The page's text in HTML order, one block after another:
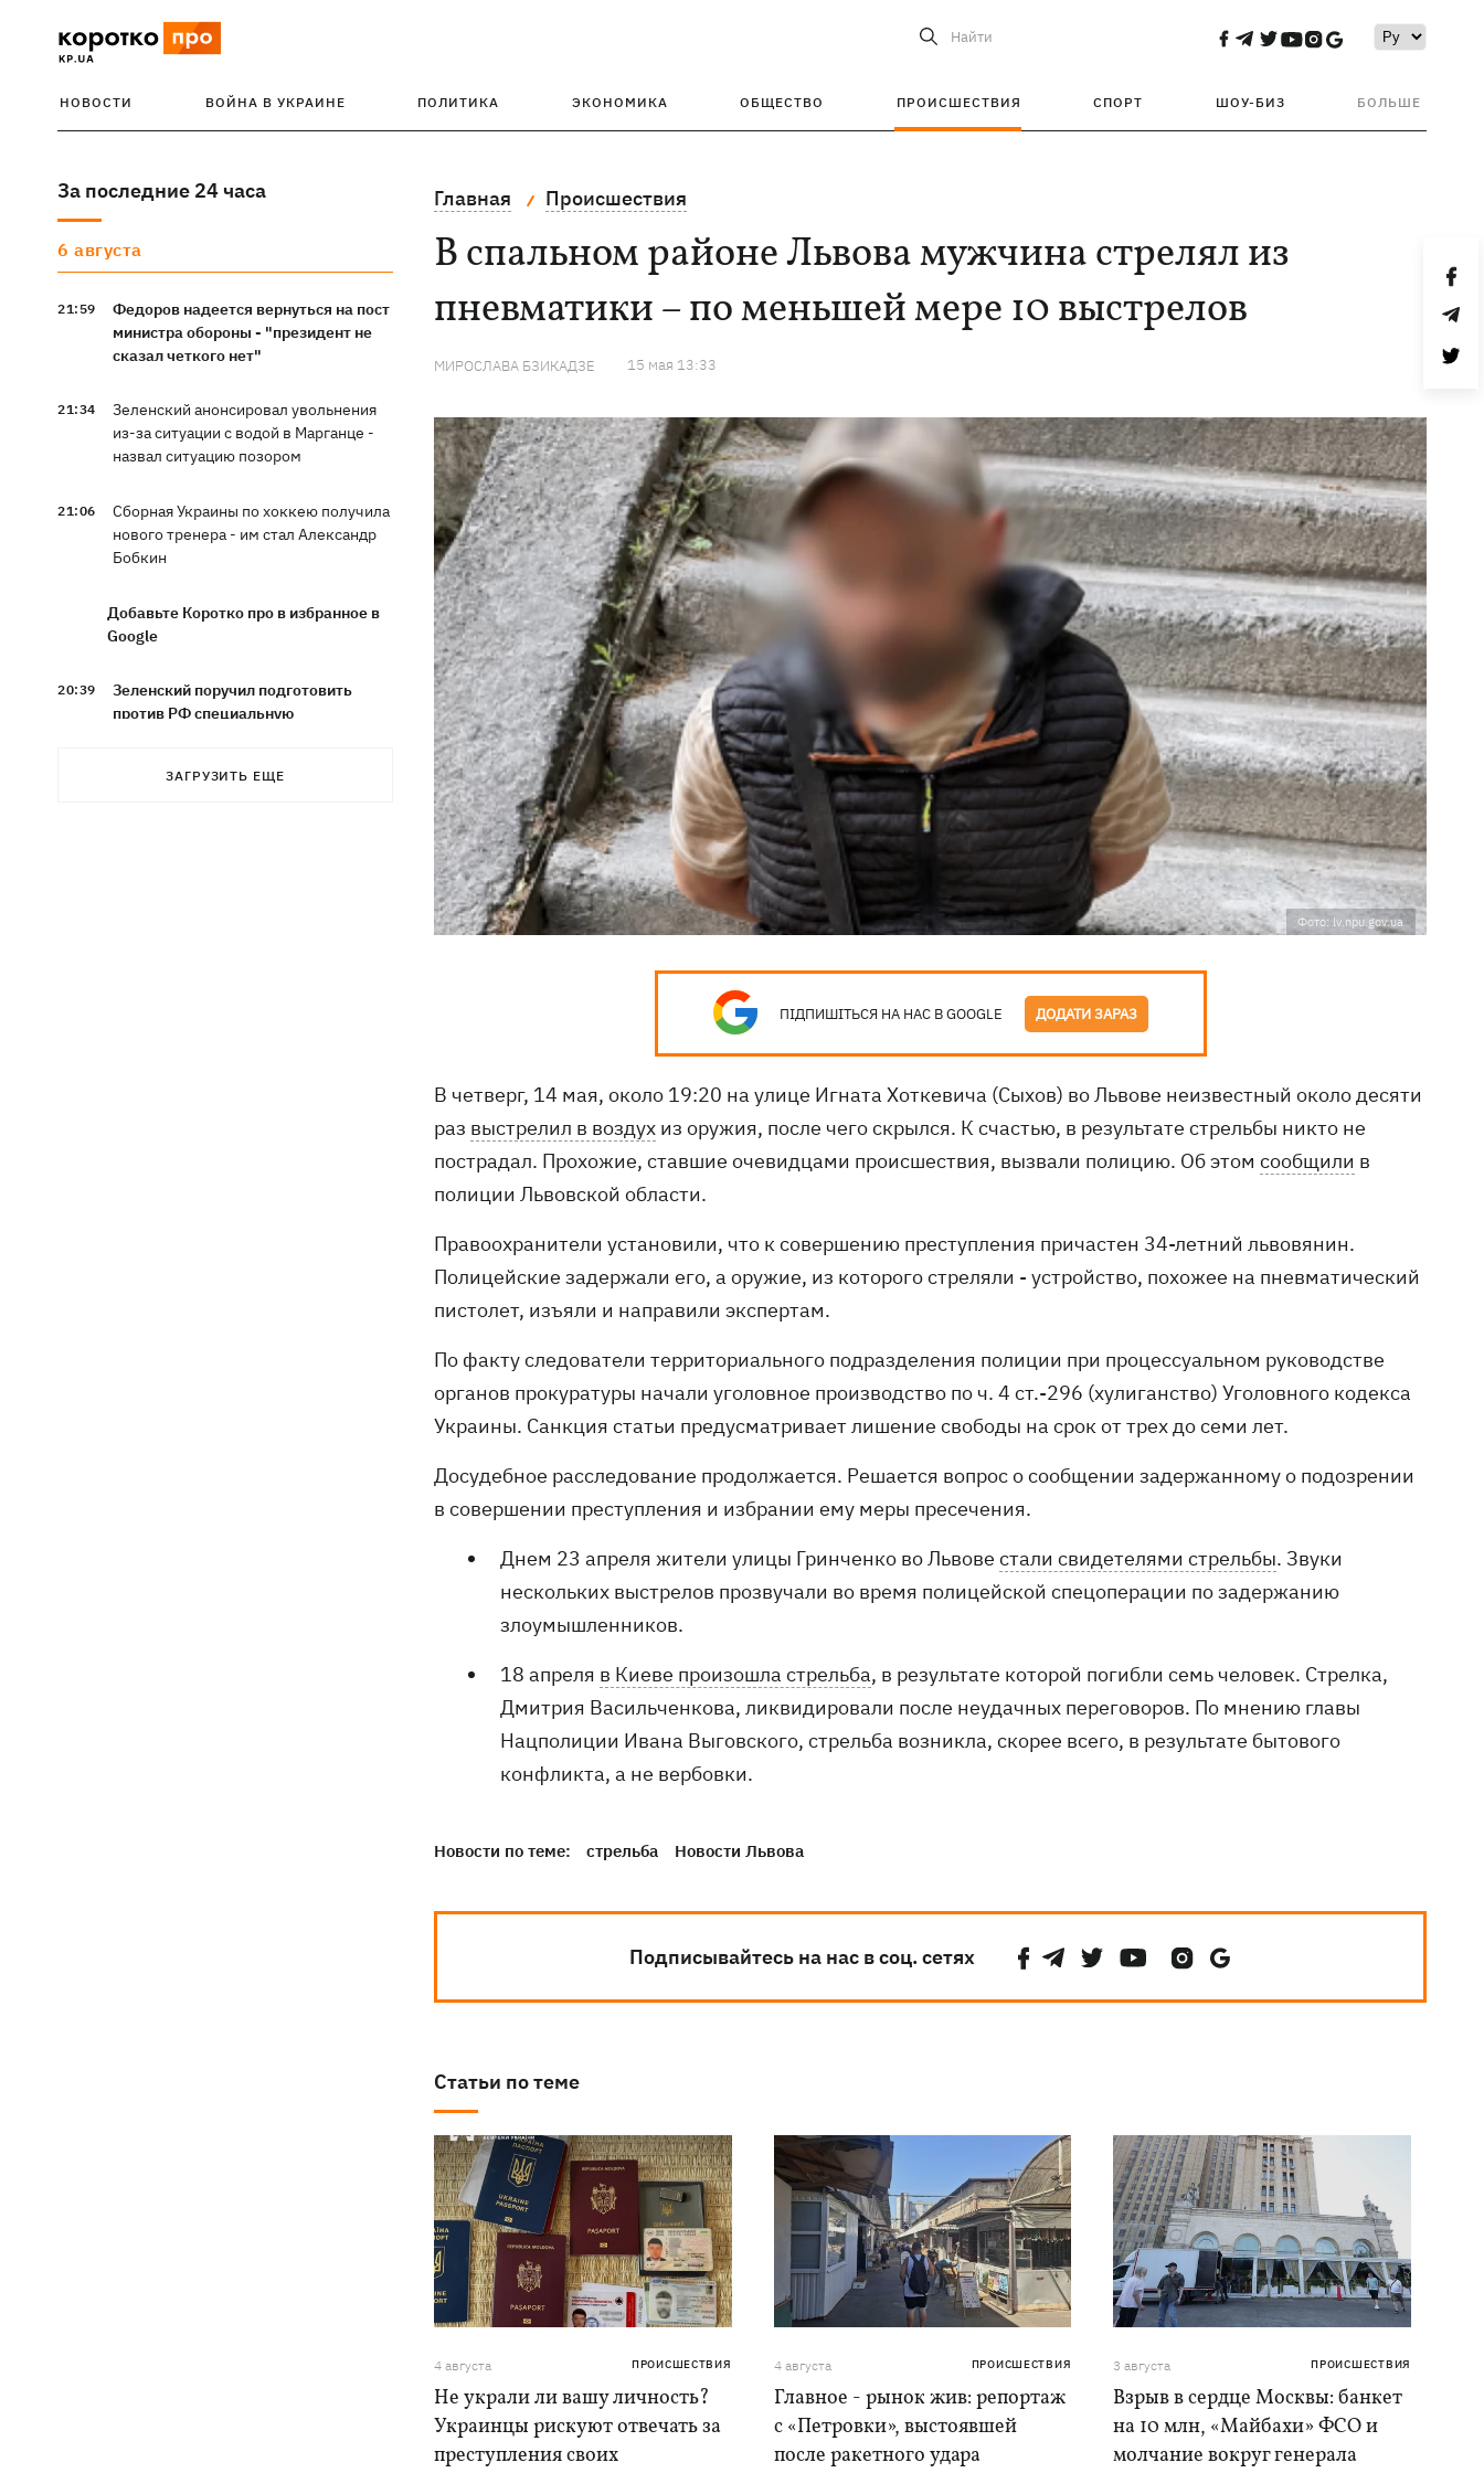
Найти
НОВОСТИ ВОЙНА В УКРАИНЕ ПОЛИТИКА ЭКОНОМИКА ОБЩЕСТВО ПРОИСШЕСТВИЯ СПОРТ ШОУ-БИЗ БОЛЬШЕ
За последние 24 часа
6 августа
21:59
Федоров надеется вернуться на пост
министра обороны - "президент не
сказал четкого нет"
21:34
Зеленский анонсировал увольнения
из-за ситуации с водой в Марганце -
назвал ситуацию позором
21:06
Сборная Украины по хоккею получила
нового тренера - им стал Александр
Бобкин
Добавьте Коротко про в избранное в
Google
20:39
Зеленский поручил подготовить
против РФ специальную
ЗАГРУЗИТЬ ЕЩЕ
Главная Происшествия
В спальном районе Львова мужчина стрелял из
пневматики – по меньшей мере 10 выстрелов
МИРОСЛАВА БЗИКАДЗЕ 15 мая 13:33
Фото: lv.npu.gov.ua
ПІДПИШІТЬСЯ НА НАС В GOOGLE ДОДАТИ ЗАРАЗ
В четверг, 14 мая, около 19:20 на улице Игната Хоткевича (Сыхов) во Львове неизвестный около десяти
раз выстрелил в воздух из оружия, после чего скрылся. К счастью, в результате стрельбы никто не
пострадал. Прохожие, ставшие очевидцами происшествия, вызвали полицию. Об этом сообщили в
полиции Львовской области.
Правоохранители установили, что к совершению преступления причастен 34-летний львовянин.
Полицейские задержали его, а оружие, из которого стреляли - устройство, похожее на пневматический
пистолет, изъяли и направили экспертам.
По факту следователи территориального подразделения полиции при процессуальном руководстве
органов прокуратуры начали уголовное производство по ч. 4 ст.-296 (хулиганство) Уголовного кодекса
Украины. Санкция статьи предусматривает лишение свободы на срок от трех до семи лет.
Досудебное расследование продолжается. Решается вопрос о сообщении задержанному о подозрении
в совершении преступления и избрании ему меры пресечения.
Днем 23 апреля жители улицы Гринченко во Львове стали свидетелями стрельбы. Звуки
нескольких выстрелов прозвучали во время полицейской спецоперации по задержанию
злоумышленников.
18 апреля в Киеве произошла стрельба, в результате которой погибли семь человек. Стрелка,
Дмитрия Васильченкова, ликвидировали после неудачных переговоров. По мнению главы
Нацполиции Ивана Выговского, стрельба возникла, скорее всего, в результате бытового
конфликта, а не вербовки.
Новости по теме: стрельба Новости Львова
Подписывайтесь на нас в соц. сетях
Статьи по теме
4 августа ПРОИСШЕСТВИЯ
Не украли ли вашу личность?
Украинцы рискуют отвечать за
преступления своих
4 августа ПРОИСШЕСТВИЯ
Главное - рынок жив: репортаж
с «Петровки», выстоявшей
после ракетного удара
3 августа ПРОИСШЕСТВИЯ
Взрыв в сердце Москвы: банкет
на 10 млн, «Майбахи» ФСО и
молчание вокруг генерала